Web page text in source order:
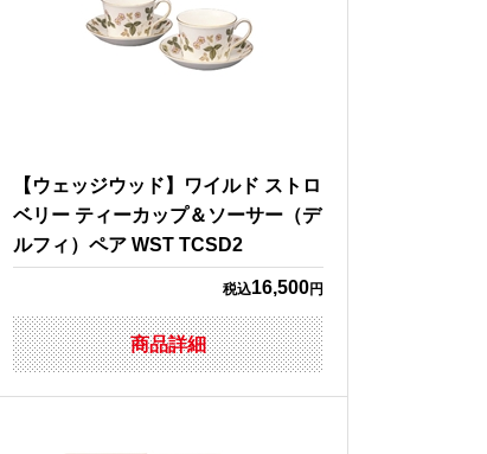
【ウェッジウッド】ワイルド ストロ
ベリー ティーカップ＆ソーサー（デ
ルフィ）ペア WST TCSD2
税込16,500円
商品詳細